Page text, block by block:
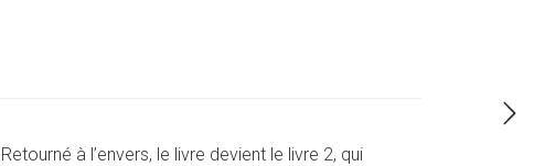
à l’envers, le livre devient le livre 2, qui